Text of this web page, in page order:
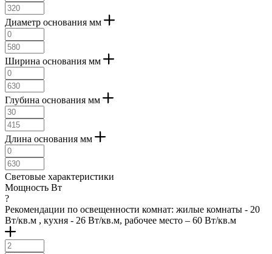
шампань (
алюминий анодированный (
хромированный (
коричневый античный (
сталь нержавеющая (1)
золотистый (
бедый (
натуральное дерево (
1
коричнево серый (1)
латунь состаренный (
коричн (
светло-коричн (3)
Диаметр основания мм
Ширина основания мм
Глубина основания мм
Длина основания мм
Световые характеристики
Мощность Вт
?
Рекомендации по освещенности комнат: жилые комнаты - 20
Вт/кв.м , кухня - 26 Вт/кв.м, рабочее место – 60 Вт/кв.м